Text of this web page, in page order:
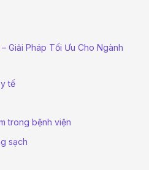
Giải Pháp Tối Ưu Cho Ngành
tế
trong bệnh viện
sạch